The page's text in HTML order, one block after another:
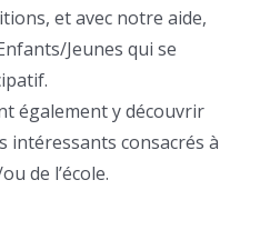
et avec notre aide,
Jeunes qui se
également y découvrir
intéressants consacrés à
de l’école.